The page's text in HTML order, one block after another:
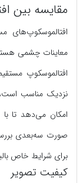
مقایسه بین
افتالموسکوپ‌های
معاینات چشمی
افتالموسکوپ
نزدیک مناسب
امکان می‌دهد تا
صورت سه‌بعدی
برای شرایط خاص
کیفیت تصویر